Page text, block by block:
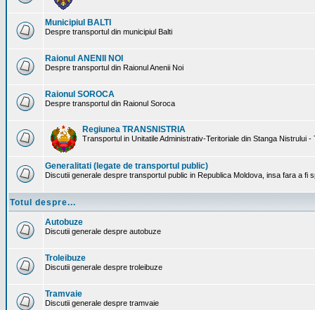
Municipiul BALTI
Despre transportul din municipiul Balti
Raionul ANENII NOI
Despre transportul din Raionul Anenii Noi
Raionul SOROCA
Despre transportul din Raionul Soroca
Regiunea TRANSNISTRIA
Transportul in Unitatile Administrativ-Teritoriale din Stanga Nistrului -
Generalitati (legate de transportul public)
Discutii generale despre transportul public in Republica Moldova, insa fara a fi
Totul despre...
Autobuze
Discutii generale despre autobuze
Troleibuze
Discutii generale despre troleibuze
Tramvaie
Discutii generale despre tramvaie